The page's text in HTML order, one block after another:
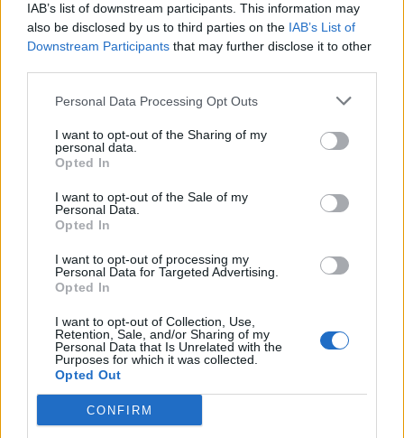
IAB’s list of downstream participants. This information may
also be disclosed by us to third parties on the IAB’s List of
Downstream Participants that may further disclose it to other
Personal Data Processing Opt Outs
I want to opt-out of the Sharing of my
personal data.
Opted In
I want to opt-out of the Sale of my
Personal Data.
Opted In
I want to opt-out of processing my
Personal Data for Targeted Advertising.
Opted In
I want to opt-out of Collection, Use,
Retention, Sale, and/or Sharing of my
Personal Data that Is Unrelated with the
Purposes for which it was collected.
Opted Out
CONFIRM
Ferrari 849 Testarossa, come si comporta in pista
sotto la pioggia